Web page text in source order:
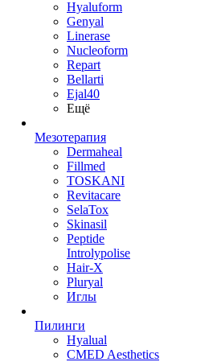
Hyaluform
Genyal
Linerase
Nucleoform
Repart
Bellarti
Ejal40
Ещё
Мезотерапия
Dermaheal
Fillmed
TOSKANI
Revitacare
SelaTox
Skinasil
Peptide
Introlypolise
Hair-X
Pluryal
Иглы
Пилинги
Hyalual
CMED Aesthetics